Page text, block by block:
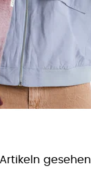
Artikeln gesehen